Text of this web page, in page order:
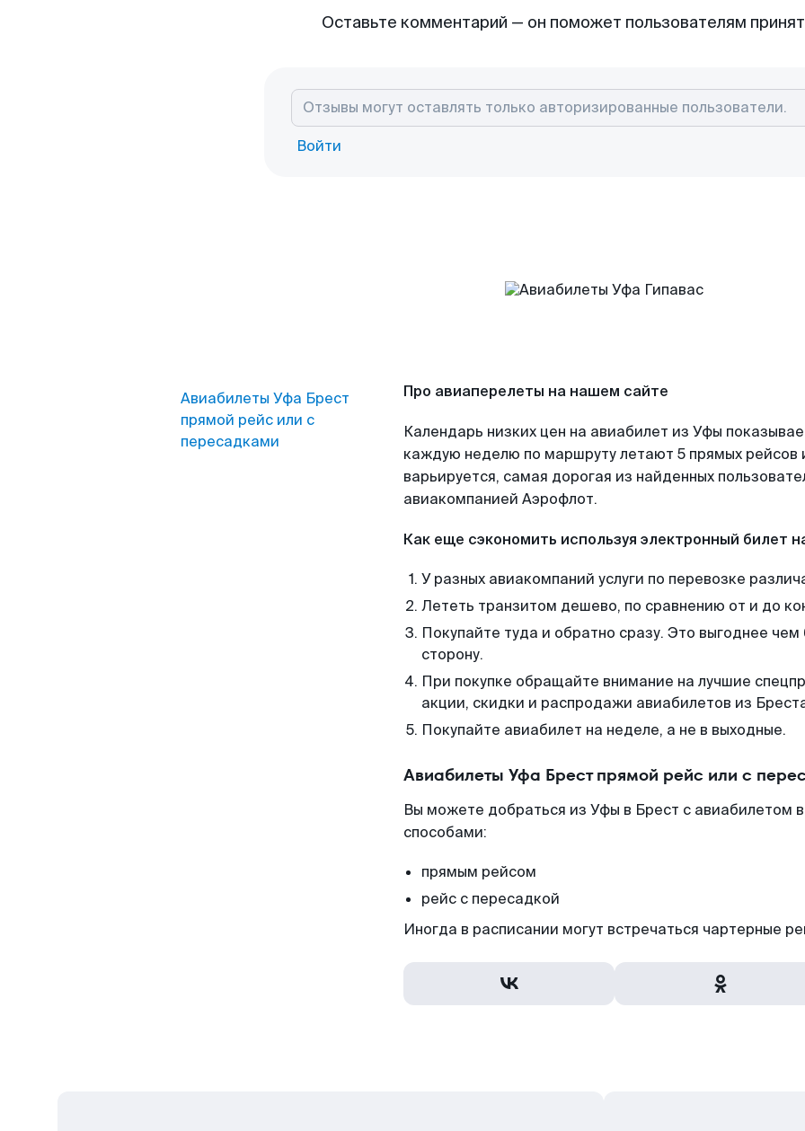
Оставьте комментарий — он поможет пользователям
Войти
Авиабилеты Уфа Брест
прямой рейс или с
пересадками
Про авиаперелеты на нашем сайте
Календарь низких цен на авиабилет из Уфы
каждую неделю по маршруту летают 5 прямых рейсов
варьируется, самая дорогая из найденных
авиакомпанией Аэрофлот.
Как еще сэкономить используя электронный билет
У разных авиакомпаний услуги по перевозке
Лететь транзитом дешево, по сравнению от и до
Покупайте туда и обратно сразу. Это выгоднее
сторону.
При покупке обращайте внимание на лучшие
акции, скидки и распродажи авиабилетов из
Покупайте авиабилет на неделе, а не в выходные.
Авиабилеты Уфа Брест прямой рейс или с
Вы можете добраться из Уфы в Брест с авиабилетом
способами:
прямым рейсом
рейс с пересадкой
Иногда в расписании могут встречаться чартерные